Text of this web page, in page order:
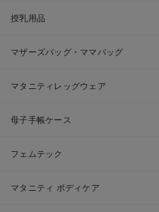
授乳用品
マザーズバッグ・ママバッグ
マタニティレッグウェア
母子手帳ケース
フェムテック
マタニティ ボディケア